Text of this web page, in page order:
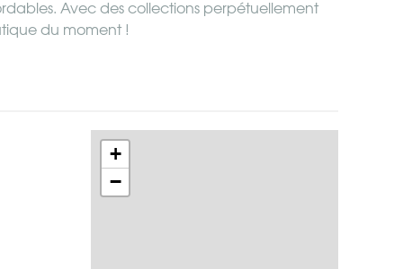
Avec des collections perpétuellement
du moment !
+
−